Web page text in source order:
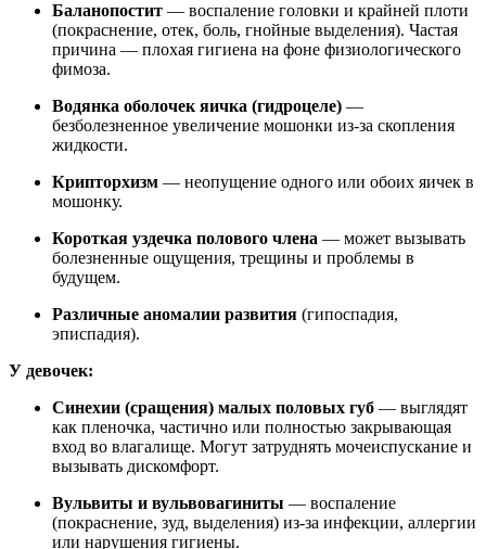
Баланопостит — воспаление головки и крайней плоти
(покраснение, отек, боль, гнойные выделения). Частая
причина — плохая гигиена на фоне физиологического
фимоза.
Водянка оболочек яичка (гидроцеле) —
безболезненное увеличение мошонки из-за скопления
жидкости.
Крипторхизм — неопущение одного или обоих яичек в
мошонку.
Короткая уздечка полового члена — может вызывать
болезненные ощущения, трещины и проблемы в
будущем.
Различные аномалии развития (гипоспадия,
эписпадия).
У девочек:
Синехии (сращения) малых половых губ — выглядят
как пленочка, частично или полностью закрывающая
вход во влагалище. Могут затруднять мочеиспускание и
вызывать дискомфорт.
Вульвиты и вульвовагиниты — воспаление
(покраснение, зуд, выделения) из-за инфекции, аллергии
или нарушения гигиены.